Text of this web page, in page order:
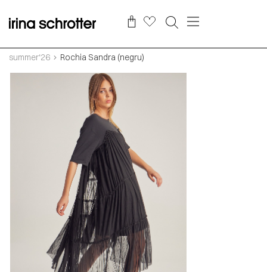
summer‘26 Rochia Sandra (negru)